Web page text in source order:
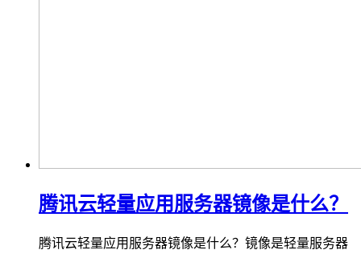
腾讯云轻量应用服务器镜像是什么？
腾讯云轻量应用服务器镜像是什么？镜像是轻量服务器